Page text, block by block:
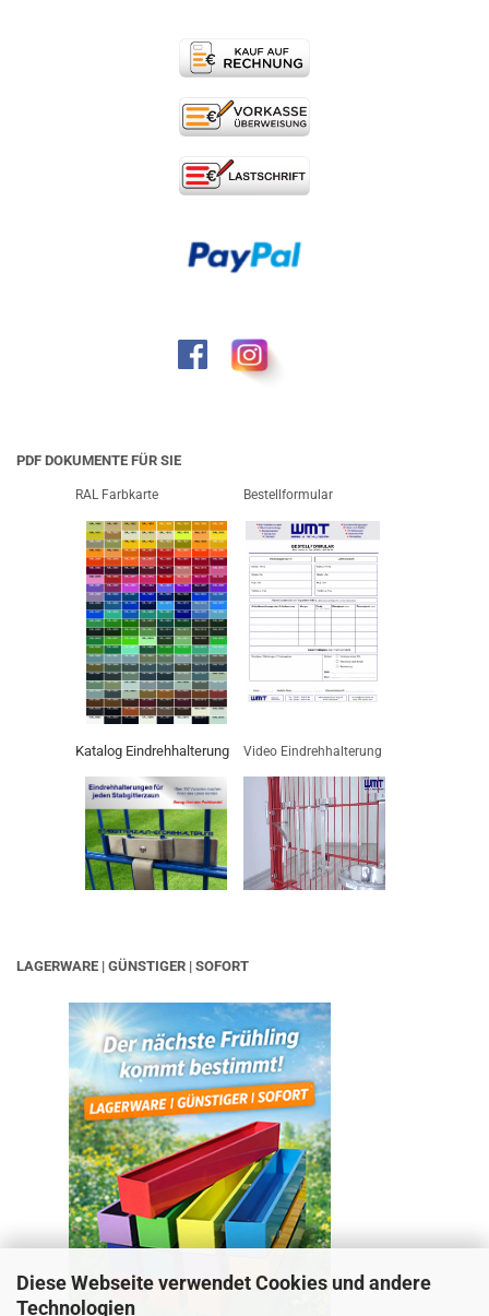
Diese Webseite verwendet Cookies und andere
Technologien
PDF DOKUMENTE FÜR SIE
RAL Farbkarte Bestellformular
Katalog Eindrehhalterung Video Eindrehhalterung
LAGERWARE | GÜNSTIGER | SOFORT